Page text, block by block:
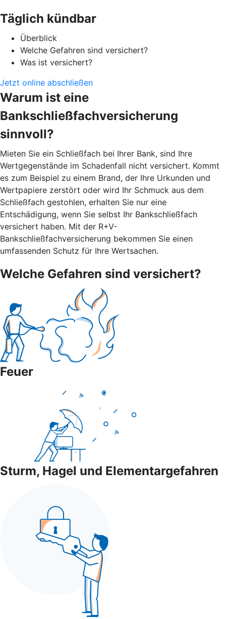
Täglich kündbar
Überblick
Welche Gefahren sind versichert?
Was ist versichert?
Jetzt online abschließen
Warum ist eine
Bankschließfachversicherung
sinnvoll?
Mieten Sie ein Schließfach bei Ihrer Bank, sind Ihre
Wertgegenstände im Schadenfall nicht versichert. Kommt
es zum Beispiel zu einem Brand, der Ihre Urkunden und
Wertpapiere zerstört oder wird Ihr Schmuck aus dem
Schließfach gestohlen, erhalten Sie nur eine
Entschädigung, wenn Sie selbst Ihr Bankschließfach
versichert haben. Mit der R+V-
Bankschließfachversicherung bekommen Sie einen
umfassenden Schutz für Ihre Wertsachen.
Welche Gefahren sind versichert?
Feuer
Sturm, Hagel und Elementargefahren